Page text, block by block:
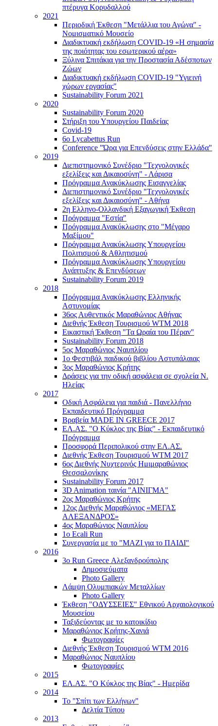
πτέρυγα Κορυδαλλού
2021
Περιοδική Έκθεση "Μετάλλια του Αγώνα" -
Νομισματικό Μουσείο
Διαδικτυακή εκδήλωση COVID-19 «Η σημασία
της ποιότητας του εσωτερικού αέρα»
Ξύλινα Σπιτάκια για την Προστασία Αδέσποτων
Ζώων
Διαδικτυακή εκδήλωση COVID-19 "Υγιεινή
χώρων εργασίας"
Sustainability Forum 2021
2020
Sustainability Forum 2020
Στήριξη του Υπουργείου Παιδείας
Covid-19
6ο Lycabettus Run
Conference "Ώρα για Επενδύσεις στην Ελλάδα"
2019
Διεπιστημονικό Συνέδριο "Τεχνολογικές
εξελίξεις και Δικαιοσύνη" - Λάρισα
Πρόγραμμα Ανακύκλωσης Εισαγγελίας
Διεπιστημονικό Συνέδριο "Τεχνολογικές
εξελίξεις και Δικαιοσύνη" - Αθήνα
2η Ελληνο-Ολλανδική Εξαγωγική Έκθεση
Πρόγραμμα "Εστία"
Πρόγραμμα Ανακύκλωσης στο "Μέγαρο
Μαξίμου"
Πρόγραμμα Ανακύκλωσης Υπουργείου
Πολιτισμού & Αθλητισμού
Πρόγραμμα Ανακύκλωσης Υπουργείου
Ανάπτυξης & Επενδύσεων
Sustainability Forum 2019
2018
Πρόγραμμα Ανακύκλωσης Ελληνικής
Αστυνομίας
36ος Αυθεντικός Μαραθώνιος Αθήνας
Διεθνής Έκθεση Τουρισμού WTM 2018
Εικαστική Έκθεση "Τα Ωραία του Πέραν"
Sustainability Forum 2018
5ος Μαραθώνιος Ναυπλίου
1ο Φεστιβάλ παιδικού βιβλίου Αστυπάλαιας
3ος Μαραθώνιος Κρήτης
Δράσεις για την οδική ασφάλεια σε σχολεία Ν.
Ηλείας
2017
Οδική Ασφάλεια για παιδιά - Πανελλήνιο
Εκπαιδευτικό Πρόγραμμα
Βραβεία MADE IN GREECE 2017
ΕΛ.ΑΣ. "Ο Κύκλος της Βίας" - Εκπαιδευτικό
Πρόγραμμα
Προσφορά Περιπολικού στην ΕΛ.ΑΣ.
Διεθνής Έκθεση Τουρισμού WTM 2017
6ος Διεθνής Νυχτερινός Ημιμαραθώνιος
Θεσσαλονίκης
Sustainability Forum 2017
3D Animation ταινία "ΑΙΝΙΓΜΑ"
2ος Μαραθώνιος Κρήτης
12ος Διεθνής Μαραθώνιος «ΜΕΓΑΣ
ΑΛΕΞΑΝΔΡΟΣ»
4ος Μαραθώνιος Ναυπλίου
1ο Ecali Run
Συνεργασία με το "ΜΑΖΙ για το ΠΑΙΔΙ"
2016
3ο Run Greece Αλεξανδρούπολης
Δημοσιεύματα
Photo Gallery
Λάμψη Ολυμπιακών Μεταλλίων
Photo Gallery
Έκθεση "ΟΔΥΣΣΕΙΕΣ" Εθνικού Αρχαιολογικού
Μουσείου
Ταξιδεύοντας με το κατοικίδιο
Μαραθώνιος Κρήτης-Χανιά
Φωτογραφίες
Διεθνής Έκθεση Τουρισμού WTM 2016
Μαραθώνιος Ναυπλίου
Φωτογραφίες
2015
ΕΛ.ΑΣ. "Ο Κύκλος της Βίας" - Ημερίδα
2014
Το "Σπίτι των Ελλήνων"
Δελτία Τύπου
2013